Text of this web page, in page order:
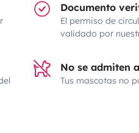
Documento
El permiso de
validado por
No se admiten
Tus mascotas no